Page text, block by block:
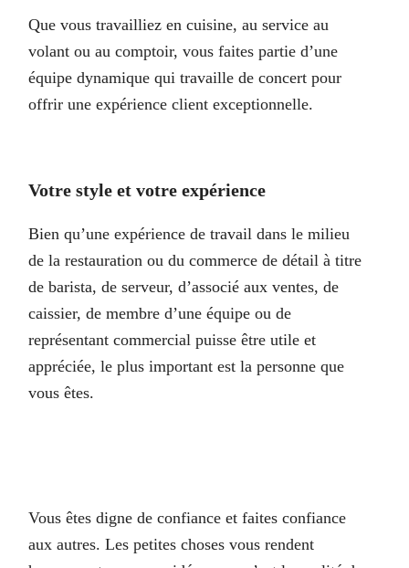
Que vous travailliez en cuisine, au service au
volant ou au comptoir, vous faites partie d’une
équipe dynamique qui travaille de concert pour
offrir une expérience client exceptionnelle.
Votre style et votre expérience
Bien qu’une expérience de travail dans le milieu
de la restauration ou du commerce de détail à titre
de barista, de serveur, d’associé aux ventes, de
caissier, de membre d’une équipe ou de
représentant commercial puisse être utile et
appréciée, le plus important est la personne que
vous êtes.
Vous êtes digne de confiance et faites confiance
aux autres. Les petites choses vous rendent